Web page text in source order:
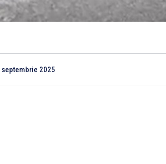
septembrie 2025